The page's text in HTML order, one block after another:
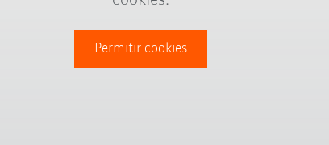
Permitir cookies